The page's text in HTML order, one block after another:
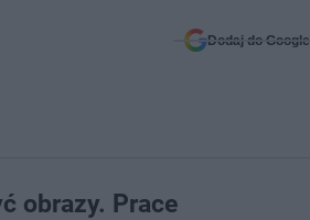
Dodaj do Google
obrazy. Prace